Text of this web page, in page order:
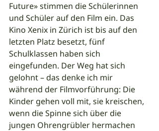
Future» stimmen die Schülerinnen
und Schüler auf den Film ein. Das
Kino Xenix in Zürich ist bis auf den
letzten Platz besetzt, fünf
Schulklassen haben sich
eingefunden. Der Weg hat sich
gelohnt – das denke ich mir
während der Filmvorführung: Die
Kinder gehen voll mit, sie kreischen,
wenn die Spinne sich über die
jungen Ohrengrübler hermachen